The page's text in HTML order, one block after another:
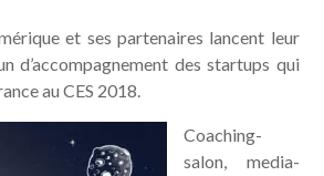
et ses partenaires lancent leur
d’accompagnement des startups qui
au CES 2018.
Coaching-
salon, media-